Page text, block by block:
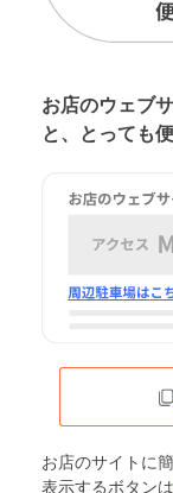
お店のウェブ
と、とっても
お店のサイトに
表示するボタンは